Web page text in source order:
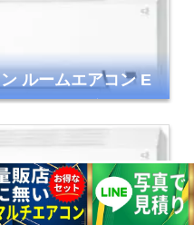
ルームエアコン E
イト 2025年モデル
ストリーマ